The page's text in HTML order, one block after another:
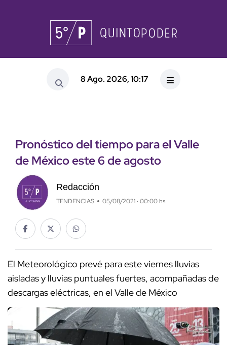
8 Ago. 2026, 10:17
Pronóstico del tiempo para el Valle
de México este 6 de agosto
Redacción
TENDENCIAS 05/08/2021 · 00:00 hs
El Meteorológico prevé para este viernes lluvias
aisladas y lluvias puntuales fuertes, acompañadas de
descargas eléctricas, en el Valle de México